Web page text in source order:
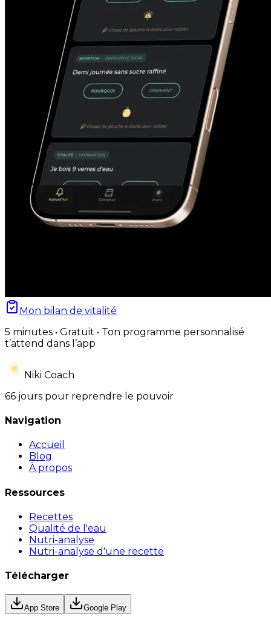
Mon bilan de vitalité
5 minutes • Gratuit • Ton programme personnalisé
t’attend dans l’app
Niki Coach
66 jours pour reprendre le pouvoir
Navigation
Accueil
Blog
À propos
Ressources
Recettes
Qualité de l'eau
Nutri-analyse
Nutri-analyse d'une recette
Télécharger
App Store Google Play